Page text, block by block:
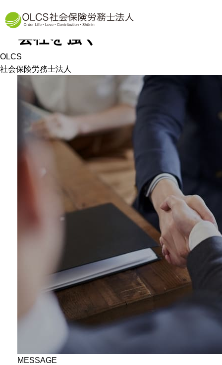
労務という土台から
会社を強く
OLCS
社会保険労務士法人
MESSAGE